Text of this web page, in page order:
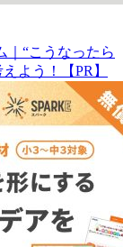
｜“こうなったら
よう！【PR】